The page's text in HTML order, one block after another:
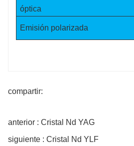
óptica
Emisión polarizada
compartir:
anterior : Cristal Nd YAG
siguiente : Cristal Nd YLF